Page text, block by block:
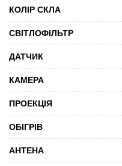
КОЛІР СКЛА
СВІТЛОФІЛЬТР
ДАТЧИК
КАМЕРА
ПРОЕКЦІЯ
ОБІГРІВ
АНТЕНА